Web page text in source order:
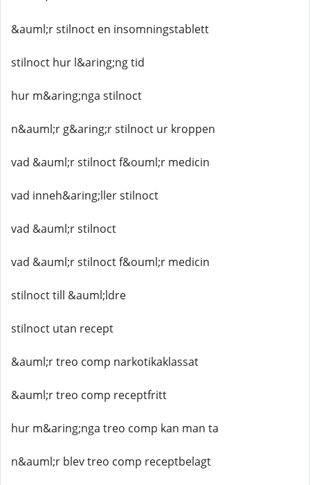
&auml;r stilnoct en insomningstablett
stilnoct hur l&aring;ng tid
hur m&aring;nga stilnoct
n&auml;r g&aring;r stilnoct ur kroppen
vad &auml;r stilnoct f&ouml;r medicin
vad inneh&aring;ller stilnoct
vad &auml;r stilnoct
vad &auml;r stilnoct f&ouml;r medicin
stilnoct till &auml;ldre
stilnoct utan recept
&auml;r treo comp narkotikaklassat
&auml;r treo comp receptfritt
hur m&aring;nga treo comp kan man ta
n&auml;r blev treo comp receptbelagt